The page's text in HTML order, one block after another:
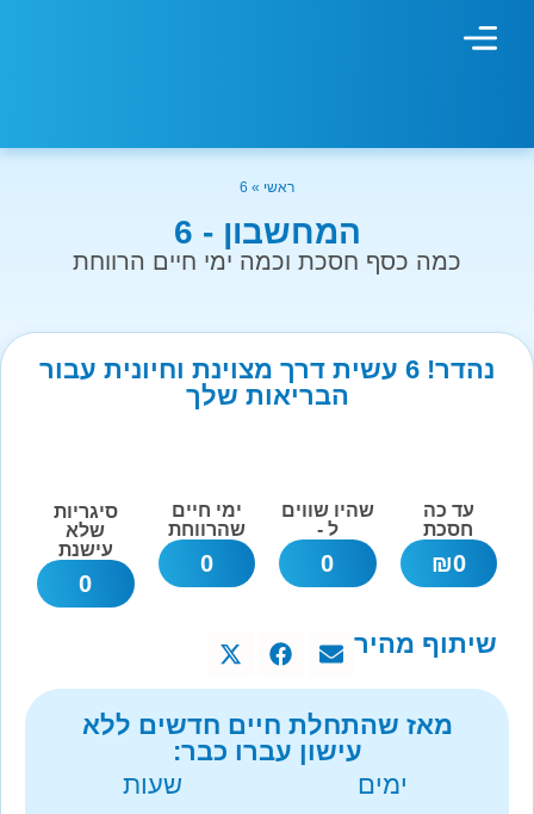
ראשי »
6
המחשבון - 6
כמה כסף חסכת וכמה ימי חיים הרווחת
נהדר! 6 עשית דרך מצוינת וחיונית עבור
הבריאות שלך
עד כה
חסכת
0
₪
שהיו שווים
ל -
0
ימי חיים
שהרווחת
0
סיגריות
שלא
עישנת
0
שיתוף מהיר
מאז שהתחלת חיים חדשים ללא
עישון עברו כבר:
ימים
שעות